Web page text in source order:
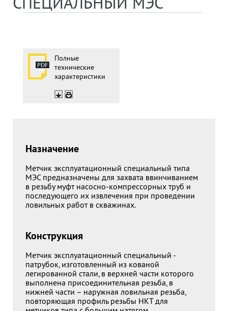
Полные
технические
характеристики
Назначение
Метчик эксплуатационный специальный типа
МЭС предназначены для захвата ввинчиванием
в резьбу муфт насосно-компрессорных труб и
последующего их извлечения при проведении
ловильных работ в скважинах.
Конструкция
Метчик эксплуатационный специальный -
патрубок, изготовленный из кованой
легированной стали, в верхней части которого
выполнена присоединительная резьба, в
нижней части – наружная ловильная резьба,
повторяющая профиль резьбы НКТ для